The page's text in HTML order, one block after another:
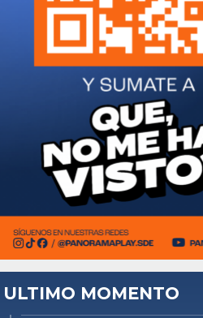
ULTIMO MOMENTO